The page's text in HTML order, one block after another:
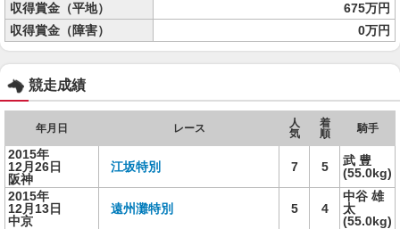
収得賞金（平地）
675万円
収得賞金（障害）
0万円
競走成績
年月日 レース
人
気
着
順
騎手
2015年
12月26日
阪神
江坂特別 7 5
武 豊
(55.0kg)
2015年
12月13日
中京
遠州灘特別 5 4
中谷 雄
太
(55.0kg)